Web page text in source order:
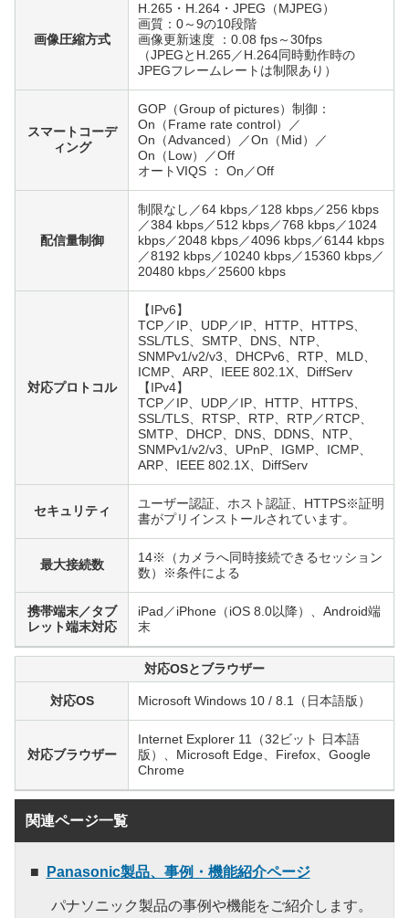
画像圧縮方式
H.265・H.264・JPEG（MJPEG）
画質：0～9の10段階
画像更新速度 ：0.08 fps～30fps
（JPEGとH.265／H.264同時動作時の
JPEGフレームレートは制限あり）
スマートコーデ
ィング
GOP（Group of pictures）制御：
On（Frame rate control）／
On（Advanced）／On（Mid）／
On（Low）／Off
オートVIQS ： On／Off
配信量制御
制限なし／64 kbps／128 kbps／256 kbps
／384 kbps／512 kbps／768 kbps／1024
kbps／2048 kbps／4096 kbps／6144 kbps
／8192 kbps／10240 kbps／15360 kbps／
20480 kbps／25600 kbps
対応プロトコル
【IPv6】
TCP／IP、UDP／IP、HTTP、HTTPS、
SSL/TLS、SMTP、DNS、NTP、
SNMPv1/v2/v3、DHCPv6、RTP、MLD、
ICMP、ARP、IEEE 802.1X、DiffServ
【IPv4】
TCP／IP、UDP／IP、HTTP、HTTPS、
SSL/TLS、RTSP、RTP、RTP／RTCP、
SMTP、DHCP、DNS、DDNS、NTP、
SNMPv1/v2/v3、UPnP、IGMP、ICMP、
ARP、IEEE 802.1X、DiffServ
セキュリティ
ユーザー認証、ホスト認証、HTTPS※証明
書がプリインストールされています。
最大接続数 14※
（カメラへ同時接続できるセッション
数）※条件による
携帯端末／タブ
レット端末対応
iPad／iPhone（iOS 8.0以降）、Android端
末
対応OSとブラウザー
対応OS Microsoft Windows 10 / 8.1（日本語版）
対応ブラウザー
Internet Explorer 11（32ビット 日本語
版）、Microsoft Edge、Firefox、Google
Chrome
関連ページ一覧
Panasonic製品、事例・機能紹介ページ
パナソニック製品の事例や機能をご紹介します。